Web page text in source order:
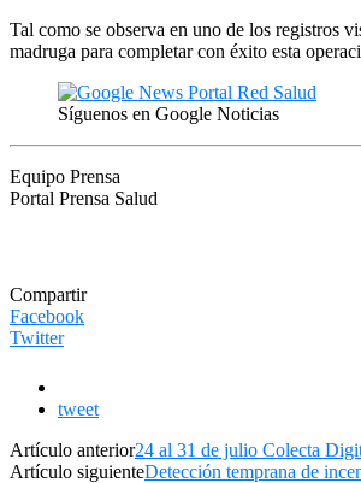
Tal como se observa en uno de los registros
madruga para completar con éxito esta
Síguenos en Google Noticias
Equipo Prensa
Portal Prensa Salud
Compartir
Facebook
Twitter
tweet
Artículo anterior24 al 31 de julio Colecta
Artículo siguienteDetección temprana de